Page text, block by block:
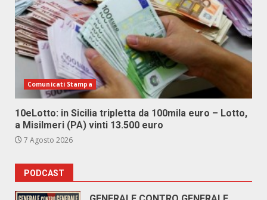
Comunicati Stampa
10eLotto: in Sicilia tripletta da 100mila euro – Lotto,
a Misilmeri (PA) vinti 13.500 euro
7 Agosto 2026
PODCAST